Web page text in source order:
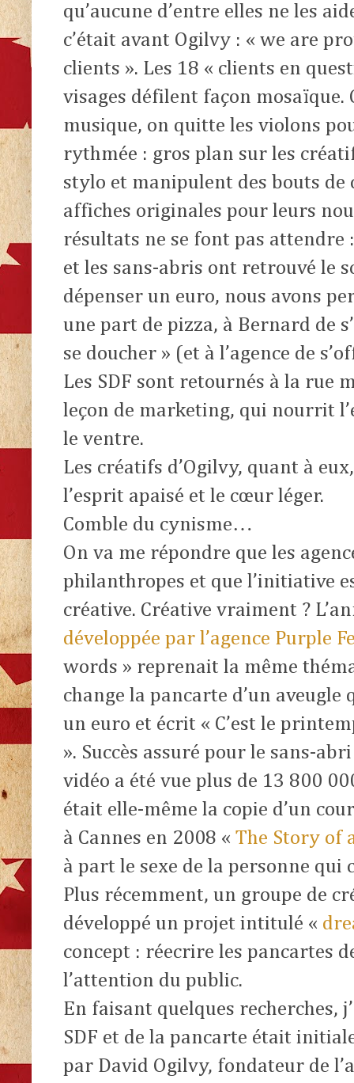
qu’aucune d’entre elles ne les
c’était avant Ogilvy : « we are
clients ». Les 18 « clients en
visages défilent façon mosaïque.
musique, on quitte les violons
rythmée : gros plan sur les
stylo et manipulent des bouts
affiches originales pour leurs
résultats ne se font pas attendre
et les sans-abris ont retrouvé le
dépenser un euro, nous avons
une part de pizza, à Bernard de
se doucher » (et à l’agence de
Les SDF sont retournés à la rue
leçon de marketing, qui nourrit
le ventre.
Les créatifs d’Ogilvy, quant à
l’esprit apaisé et le cœur léger.
Comble du cynisme…
On va me répondre que les
philanthropes et que l’initiative
créative. Créative vraiment ?
développée par l’agence Purple
words » reprenait la même
change la pancarte d’un aveugle
un euro et écrit « C’est le
». Succès assuré pour le sans-
vidéo a été vue plus de 13 800
était elle-même la copie d’un
à Cannes en 2008 « The Story of
à part le sexe de la personne qui
Plus récemment, un groupe de
développé un projet intitulé «
concept : réecrire les pancartes
l’attention du public.
En faisant quelques recherches,
SDF et de la pancarte était
par David Ogilvy, fondateur de